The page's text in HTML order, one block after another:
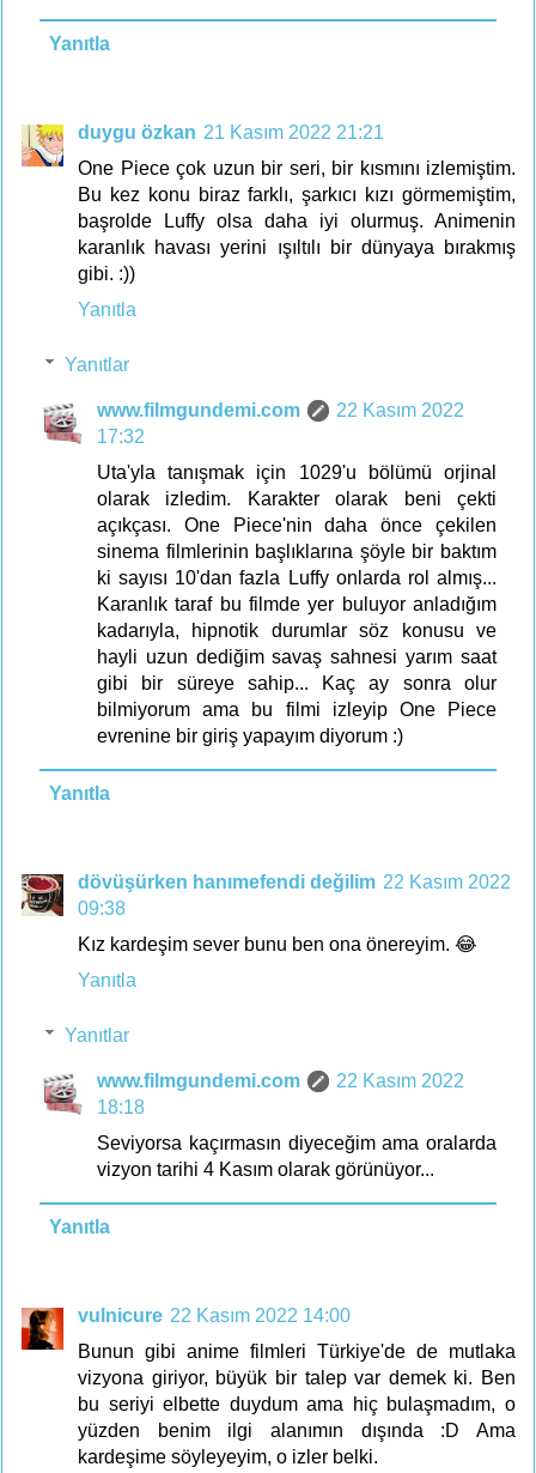
Yanıtla
duygu özkan 21 Kasım 2022 21:21
One Piece çok uzun bir seri, bir kısmını izlemiştim.
Bu kez konu biraz farklı, şarkıcı kızı görmemiştim,
başrolde Luffy olsa daha iyi olurmuş. Animenin
karanlık havası yerini ışıltılı bir dünyaya bırakmış
gibi. :))
Yanıtla
Yanıtlar
www.filmgundemi.com
22 Kasım 2022
17:32
Uta'yla tanışmak için 1029'u bölümü orjinal
olarak izledim. Karakter olarak beni çekti
açıkçası. One Piece'nin daha önce çekilen
sinema filmlerinin başlıklarına şöyle bir baktım
ki sayısı 10'dan fazla Luffy onlarda rol almış...
Karanlık taraf bu filmde yer buluyor anladığım
kadarıyla, hipnotik durumlar söz konusu ve
hayli uzun dediğim savaş sahnesi yarım saat
gibi bir süreye sahip... Kaç ay sonra olur
bilmiyorum ama bu filmi izleyip One Piece
evrenine bir giriş yapayım diyorum :)
Yanıtla
dövüşürken hanımefendi değilim 22 Kasım 2022
09:38
Kız kardeşim sever bunu ben ona önereyim. 😂
Yanıtla
Yanıtlar
www.filmgundemi.com
22 Kasım 2022
18:18
Seviyorsa kaçırmasın diyeceğim ama oralarda
vizyon tarihi 4 Kasım olarak görünüyor...
Yanıtla
vulnicure 22 Kasım 2022 14:00
Bunun gibi anime filmleri Türkiye'de de mutlaka
vizyona giriyor, büyük bir talep var demek ki. Ben
bu seriyi elbette duydum ama hiç bulaşmadım, o
yüzden benim ilgi alanımın dışında :D Ama
kardeşime söyleyeyim, o izler belki.